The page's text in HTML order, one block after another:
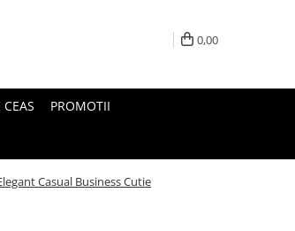
0,00
CEAS PROMOTII
Casual Business Cutie